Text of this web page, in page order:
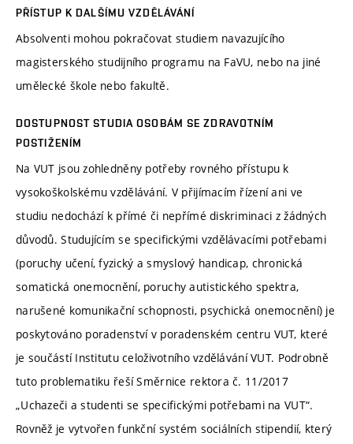
PŘÍSTUP K DALŠÍMU VZDĚLÁVÁNÍ
Absolventi mohou pokračovat studiem navazujícího
magisterského studijního programu na FaVU, nebo na jiné
umělecké škole nebo fakultě.
DOSTUPNOST STUDIA OSOBÁM SE ZDRAVOTNÍM
POSTIŽENÍM
Na VUT jsou zohledněny potřeby rovného přístupu k
vysokoškolskému vzdělávání. V přijímacím řízení ani ve
studiu nedochází k přímé či nepřímé diskriminaci z žádných
důvodů. Studujícím se specifickými vzdělávacími potřebami
(poruchy učení, fyzický a smyslový handicap, chronická
somatická onemocnění, poruchy autistického spektra,
narušené komunikační schopnosti, psychická onemocnění) je
poskytováno poradenství v poradenském centru VUT, které
je součástí Institutu celoživotního vzdělávání VUT. Podrobně
tuto problematiku řeší Směrnice rektora č. 11/2017
„Uchazeči a studenti se specifickými potřebami na VUT“.
Rovněž je vytvořen funkční systém sociálních stipendií, který